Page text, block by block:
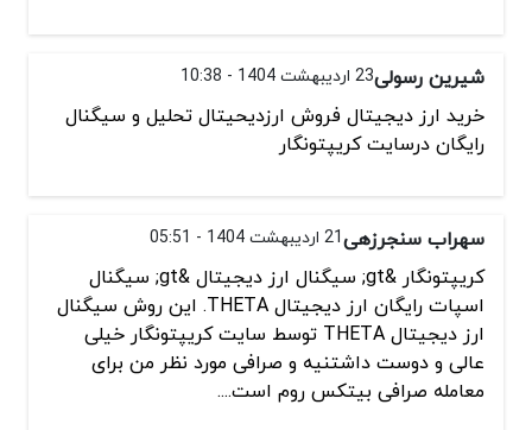
شیرین رسولی23 اردیبهشت 1404 - 10:38
خرید ارز دیجیتال فروش ارزدیحیتال تحلیل و سیگنال
رایگان درسایت کریپتونگار
سهراب سنجرزهی21 اردیبهشت 1404 - 05:51
کریپتونگار &gt; سیگنال ارز دیجیتال &gt; سیگنال
اسپات رایگان ارز دیجیتال THETA. این روش سیگنال
ارز دیجیتال THETA توسط سایت کریپتونگار خیلی
عالی و دوست داشتنیه و صرافی مورد نظر من برای
معامله صرافی بیتکس روم است....